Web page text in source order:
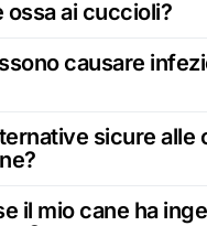
ossa ai cuccioli?
causare
sicure alle
il mio cane ha